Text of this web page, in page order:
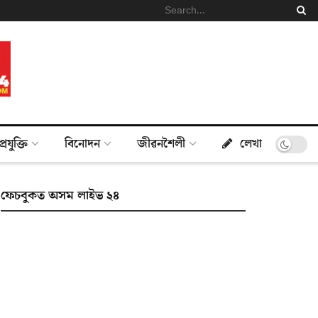
প্ৰযুক্তি বিনোদন জীৱনশৈলী লেখা
ফেচবুকত অসম লাইভ ২৪